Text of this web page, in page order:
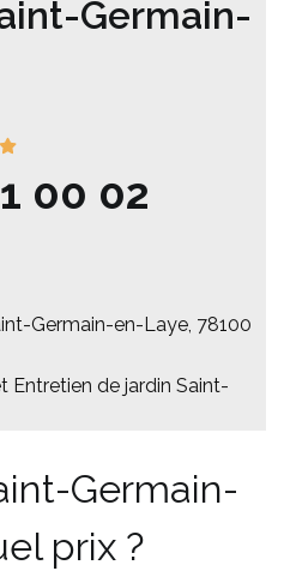
Germain-
00 02
Germain-en-Laye, 78100
Entretien de jardin Saint-
Germain-
prix ?